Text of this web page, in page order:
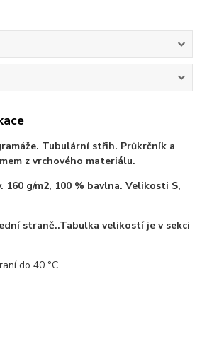
Tubulární střih. Průkrčník a
z vrchového materiálu.
160 g/m2, 100 % bavlna. Velikosti S,
straně..Tabulka velikostí je v sekci
do 40 °C